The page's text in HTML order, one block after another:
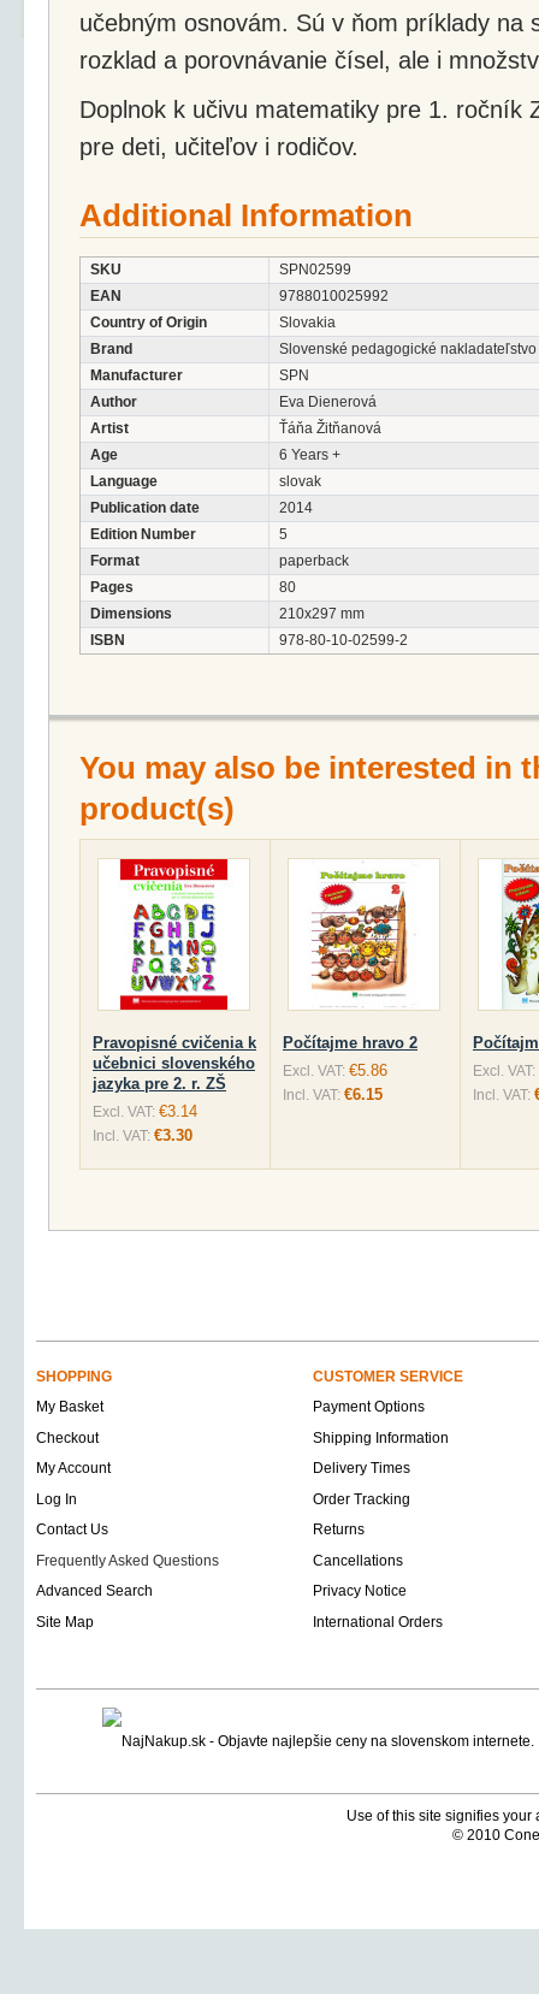
učebným osnovám. Sú v ňom príklady na
rozklad a porovnávanie čísel, ale i
Doplnok k učivu matematiky pre 1. ročník
pre deti, učiteľov i rodičov.
Additional Information
SKU
SPN02599
EAN
9788010025992
Country of Origin
Slovakia
Brand
Slovenské pedagogické nakladateľstvo
Manufacturer
SPN
Author
Eva Dienerová
Artist
Ťáňa Žitňanová
Age
6 Years +
Language
slovak
Publication date
2014
Edition Number
5
Format
paperback
Pages
80
Dimensions
210x297 mm
ISBN
978-80-10-02599-2
You may also be interested in
product(s)
Pravopisné cvičenia k
učebnici slovenského
jazyka pre 2. r. ZŠ
Excl. VAT: €3.14
Incl. VAT: €3.30
Počítajme hravo 2
Excl. VAT: €5.86
Incl. VAT: €6.15
Excl. VAT:
Incl. VAT:
SHOPPING
CUSTOMER SERVICE
My Basket
Payment Options
Checkout
Shipping Information
My Account
Delivery Times
Log In
Order Tracking
Contact Us
Returns
Frequently Asked Questions
Cancellations
Advanced Search
Privacy Notice
Site Map
International Orders
Use of this site signifies
© 2010